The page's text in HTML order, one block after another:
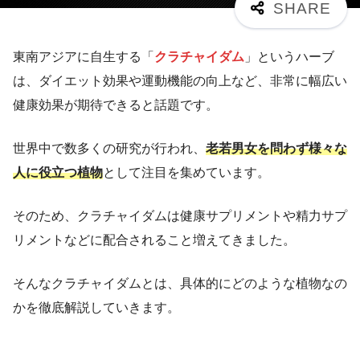
東南アジアに自生する「 クラチャイダム 」というハーブ
は、ダイエット効果や運動機能の向上など、非常に幅広い
健康効果が期待できると話題です。
世界中で数多くの研究が行われ、 老若男女を問わず様々な
人に役立つ植物として注目を集めています。
そのため、クラチャイダムは健康サプリメントや精力サプ
リメントなどに配合されること増えてきました。
そんなクラチャイダムとは、具体的にどのような植物なの
かを徹底解説していきます。